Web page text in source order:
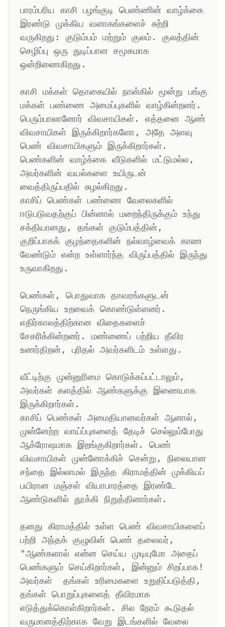
பாரம்பரிய காசி பழங்குடி பெண்ணின் வாழ்க்கை
இரண்டு முக்கிய வளாகங்களைச் சுற்றி
வருகிறது: குடும்பம் மற்றும் குலம். குலத்தின்
செழிப்பு ஒரு துடிப்பான சமூகமாக
ஒன்றிணைகிறது.
காசி மக்கள் தொகையில் நான்கில் மூன்று பங்கு
மக்கள் பண்ணை அமைப்புகளில் வாழ்கின்றனர்.
பெரும்பாலானோர் விவசாயிகள். எத்தனை ஆண்
விவசாயிகள் இருக்கிறார்களோ, அதே அளவு
பெண் விவசாயிகளும் இருக்கிறார்கள்.
பெண்களின் வாழ்க்கை வீடுகளில் மட்டுமல்ல,
அவர்களின் வயல்களை உயிருடன்
வைத்திருப்பதில் சுழல்கிறது.
காசிப் பெண்கள் பண்ணை வேலைகளில்
ஈடுபடுவதற்குப் பின்னால் மறைந்திருக்கும் உந்து
சக்தியானது, தங்கள் குடும்பத்தின்,
குறிப்பாகக் குழந்தைகளின் நல்வாழ்வைக் காண
வேண்டும் என்ற உள்ளார்ந்த விருப்பத்தில் இருந்து
உருவாகிறது.
பெண்கள், பொதுவாக தாவரங்களுடன்
நெருங்கிய உறவைக் கொண்டுள்ளனர்.
எதிர்காலத்திற்கான விதைகளைச்
சேகரிக்கின்றனர். மண்ணைப் பற்றிய தீவிர
உணர்திறன், புரிதல் அவர்களிடம் உள்ளது.
வீட்டிற்கு முன்னுரிமை கொடுக்கப்பட்டாலும்,
அவர்கள் களத்தில் ஆண்களுக்கு இணையாக
இருக்கிறார்கள்.
காசிப் பெண்கள் அமைதியானவர்கள் ஆனால்,
முன்னேற்ற வாய்ப்புகளைத் தேடிச் செல்லும்போது
ஆக்ரோஷமாக இறங்குகிறார்கள். பெண்
விவசாயிகள் முன்னோக்கிச் சென்று, நிலையான
சந்தை இல்லாமல் இருந்த கிராமத்தின் முக்கியப்
பயிரான மஞ்சள் வியாபாரத்தை இரண்டே
ஆண்டுகளில் தூக்கி நிறுத்தினார்கள்.
தனது கிராமத்தில் உள்ள பெண் விவசாயிகளைப்
பற்றி அந்தக் குழுவின் பெண் தலைவர்,
"ஆண்களால் என்ன செய்ய முடியுமோ அதைப்
பெண்களும் செய்கிறார்கள், இன்னும் சிறப்பாக!
அவர்கள்  தங்கள் உரிமைகளை உறுதிப்படுத்தி,
தங்கள் பொறுப்புகளைத் தீவிரமாக
எடுத்துக்கொள்கிறார்கள். சில நேரம் கூடுதல்
வருமானத்திற்காக வேறு இடங்களில் வேலை